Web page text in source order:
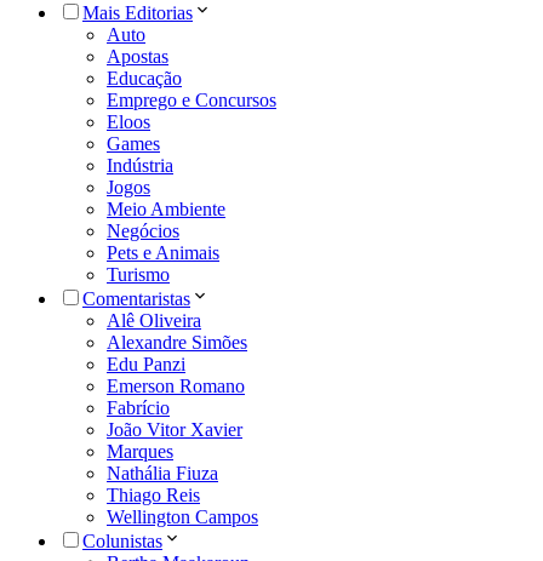
Mais Editorias
Auto
Apostas
Educação
Emprego e Concursos
Eloos
Games
Indústria
Jogos
Meio Ambiente
Negócios
Pets e Animais
Turismo
Comentaristas
Alê Oliveira
Alexandre Simões
Edu Panzi
Emerson Romano
Fabrício
João Vitor Xavier
Marques
Nathália Fiuza
Thiago Reis
Wellington Campos
Colunistas